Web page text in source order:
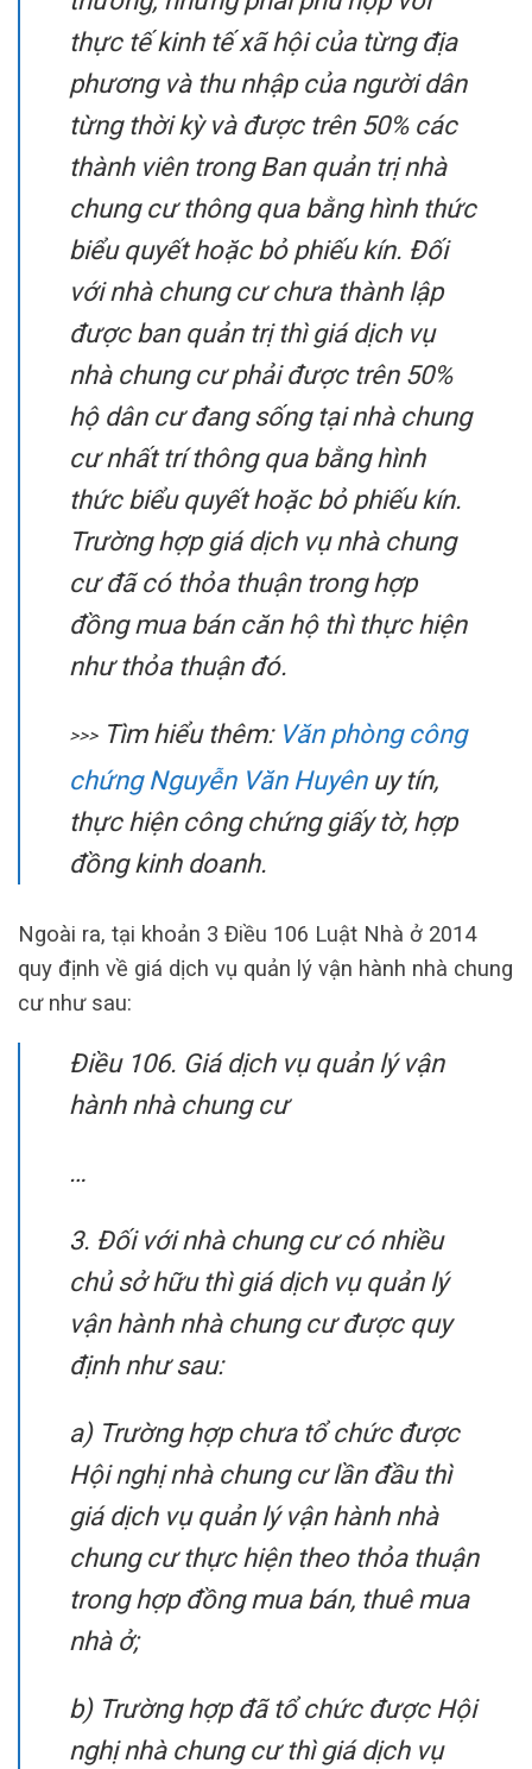
thực tế kinh tế xã hội của từng địa
phương và thu nhập của người dân
từng thời kỳ và được trên 50% các
thành viên trong Ban quản trị nhà
chung cư thông qua bằng hình thức
biểu quyết hoặc bỏ phiếu kín. Đối
với nhà chung cư chưa thành lập
được ban quản trị thì giá dịch vụ
nhà chung cư phải được trên 50%
hộ dân cư đang sống tại nhà chung
cư nhất trí thông qua bằng hình
thức biểu quyết hoặc bỏ phiếu kín.
Trường hợp giá dịch vụ nhà chung
cư đã có thỏa thuận trong hợp
đồng mua bán căn hộ thì thực hiện
như thỏa thuận đó.
>>>Tìm hiểu thêm: Văn phòng công
chứng Nguyễn Văn Huyênuy tín,
thực hiện công chứng giấy tờ, hợp
đồng kinh doanh.
Ngoài ra, tại khoản 3 Điều 106 Luật Nhà ở 2014
quy định về giá dịch vụ quản lý vận hành nhà chung
cư như sau:
Điều 106. Giá dịch vụ quản lý vận
hành nhà chung cư
…
3. Đối với nhà chung cư có nhiều
chủ sở hữu thì giá dịch vụ quản lý
vận hành nhà chung cư được quy
định như sau:
a) Trường hợp chưa tổ chức được
Hội nghị nhà chung cư lần đầu thì
giá dịch vụ quản lý vận hành nhà
chung cư thực hiện theo thỏa thuận
trong hợp đồng mua bán, thuê mua
nhà ở;
b) Trường hợp đã tổ chức được Hội
nghị nhà chung cư thì giá dịch vụ